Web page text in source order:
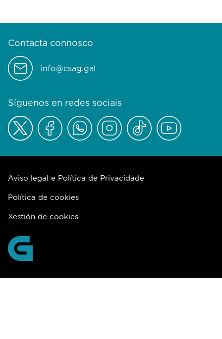
Contacta connosco
info@csag.gal
Síguenos en redes sociais
Aviso legal e Política de Privacidade
Política de cookies
Xestión de cookies